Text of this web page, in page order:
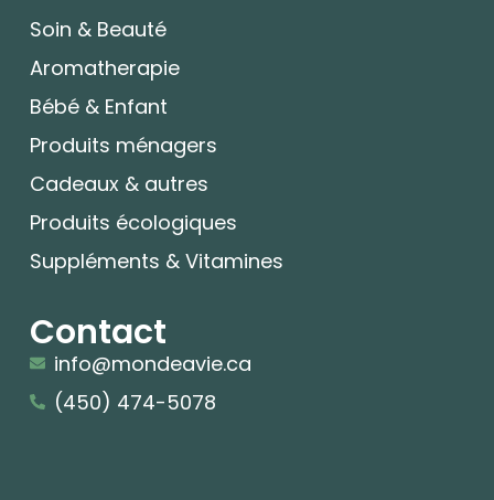
Soin & Beauté
Aromatherapie
Bébé & Enfant
Produits ménagers
Cadeaux & autres
Produits écologiques
Suppléments & Vitamines
Contact
info@mondeavie.ca
(450) 474-5078